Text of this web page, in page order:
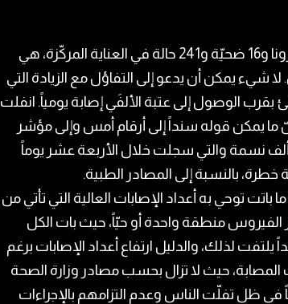
1450 إصابة بفيروس كورونا و16 ضحيّة و241 حالة في العناية المركّزة، هي
شيء يمكن أن يدعو إلى التفاؤل مع الزيادة التي
بقرب الوصول إلى عتبة الألفَي إصابة يومياً. انفلت
ما يمكن قوله سنداً إلى أرقام أمس وإلى مؤشر
نسمة والتي سجلت خلال الأربعة عشر يوماً
توحي به أعداد الإصابات العالية التي تأتي من
الفيروس منطقة واحدة أو حيّاً، حيث بات الكل
يلتفت لذلك، والدليل ارتفاع أعداد الإصابات برغم
المصابة، حيث لا تزال بحسب مصادر وزارة الصحة
في ظل تفلّت الناس وعدم التزامهم بالإجراءات